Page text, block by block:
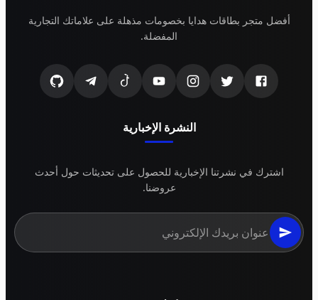
أفضل متجر بطاقات هدايا بخصومات مذهلة على علاماتك التجارية
المفضلة.
النشرة الإخبارية
اشترك في نشرتنا الإخبارية للحصول على تحديثات حول أحدث
عروضنا.